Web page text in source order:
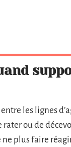
les lignes
ou de
plus faire